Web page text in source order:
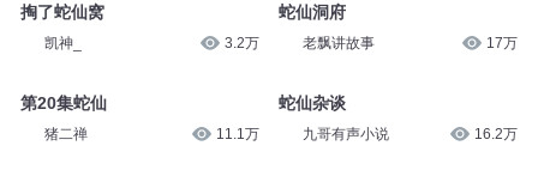
掏了蛇仙窝
凯神_ 3.2万
第20集蛇仙
猪二禅 11.1万
蛇仙洞府
老飘讲故事 17万
蛇仙杂谈
九哥有声小说 16.2万